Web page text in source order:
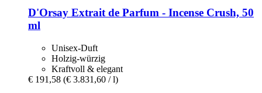
D'Orsay Extrait de Parfum -​ Incense Crush, 50
ml
Unisex-Duft
Holzig-würzig
Kraftvoll & elegant
€ 191,58 (€ 3.831,60 / l)